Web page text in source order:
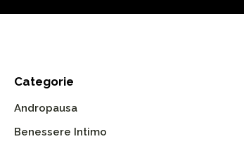
Categorie
Andropausa
Benessere Intimo